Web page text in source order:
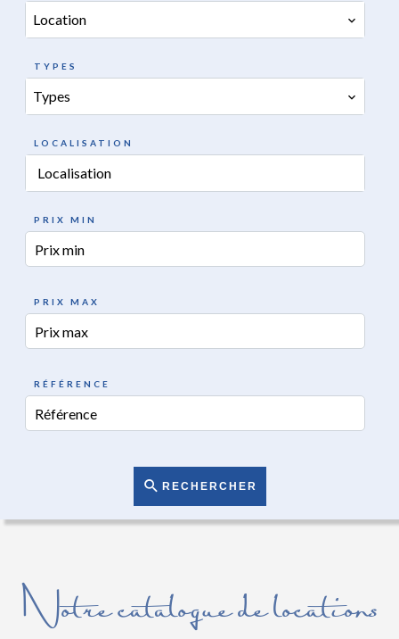
Location
TYPES
Types
LOCALISATION
Localisation
PRIX MIN
PRIX MAX
RÉFÉRENCE
RECHERCHER
Notre catalogue de locations